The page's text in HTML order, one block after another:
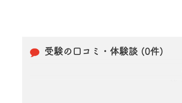
受験の口コミ・体験談 (0件)